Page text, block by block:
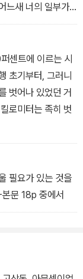
느새 너의 일부가
스러운 일이 되지.'
센트에 이르는 시
초기부터, 그러니
벗어나 있었던 거
로미터는 족히 벗
있는 길을 주시했
그때마다 곧바로
람들의 태도란다.'
필요가 있는 것을
문 18p 중에서